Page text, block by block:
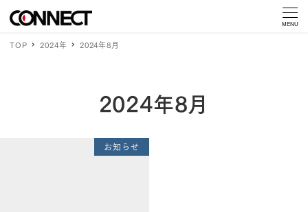
MENU
TOP 2024年 2024年8月
2024年8月
お知らせ